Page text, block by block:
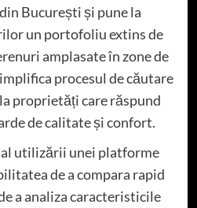
București și pune la
un portofoliu extins de
amplasate în zone de
procesul de căutare
proprietăți care răspund
de calitate și confort.
utilizării unei platforme
de a compara rapid
a analiza caracteristicile